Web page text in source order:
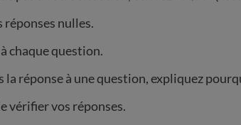
réponses nulles.
chaque question.
la réponse à une question, expliquez
vérifier vos réponses.